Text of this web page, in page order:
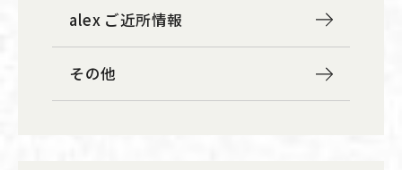
alex ご近所情報
その他